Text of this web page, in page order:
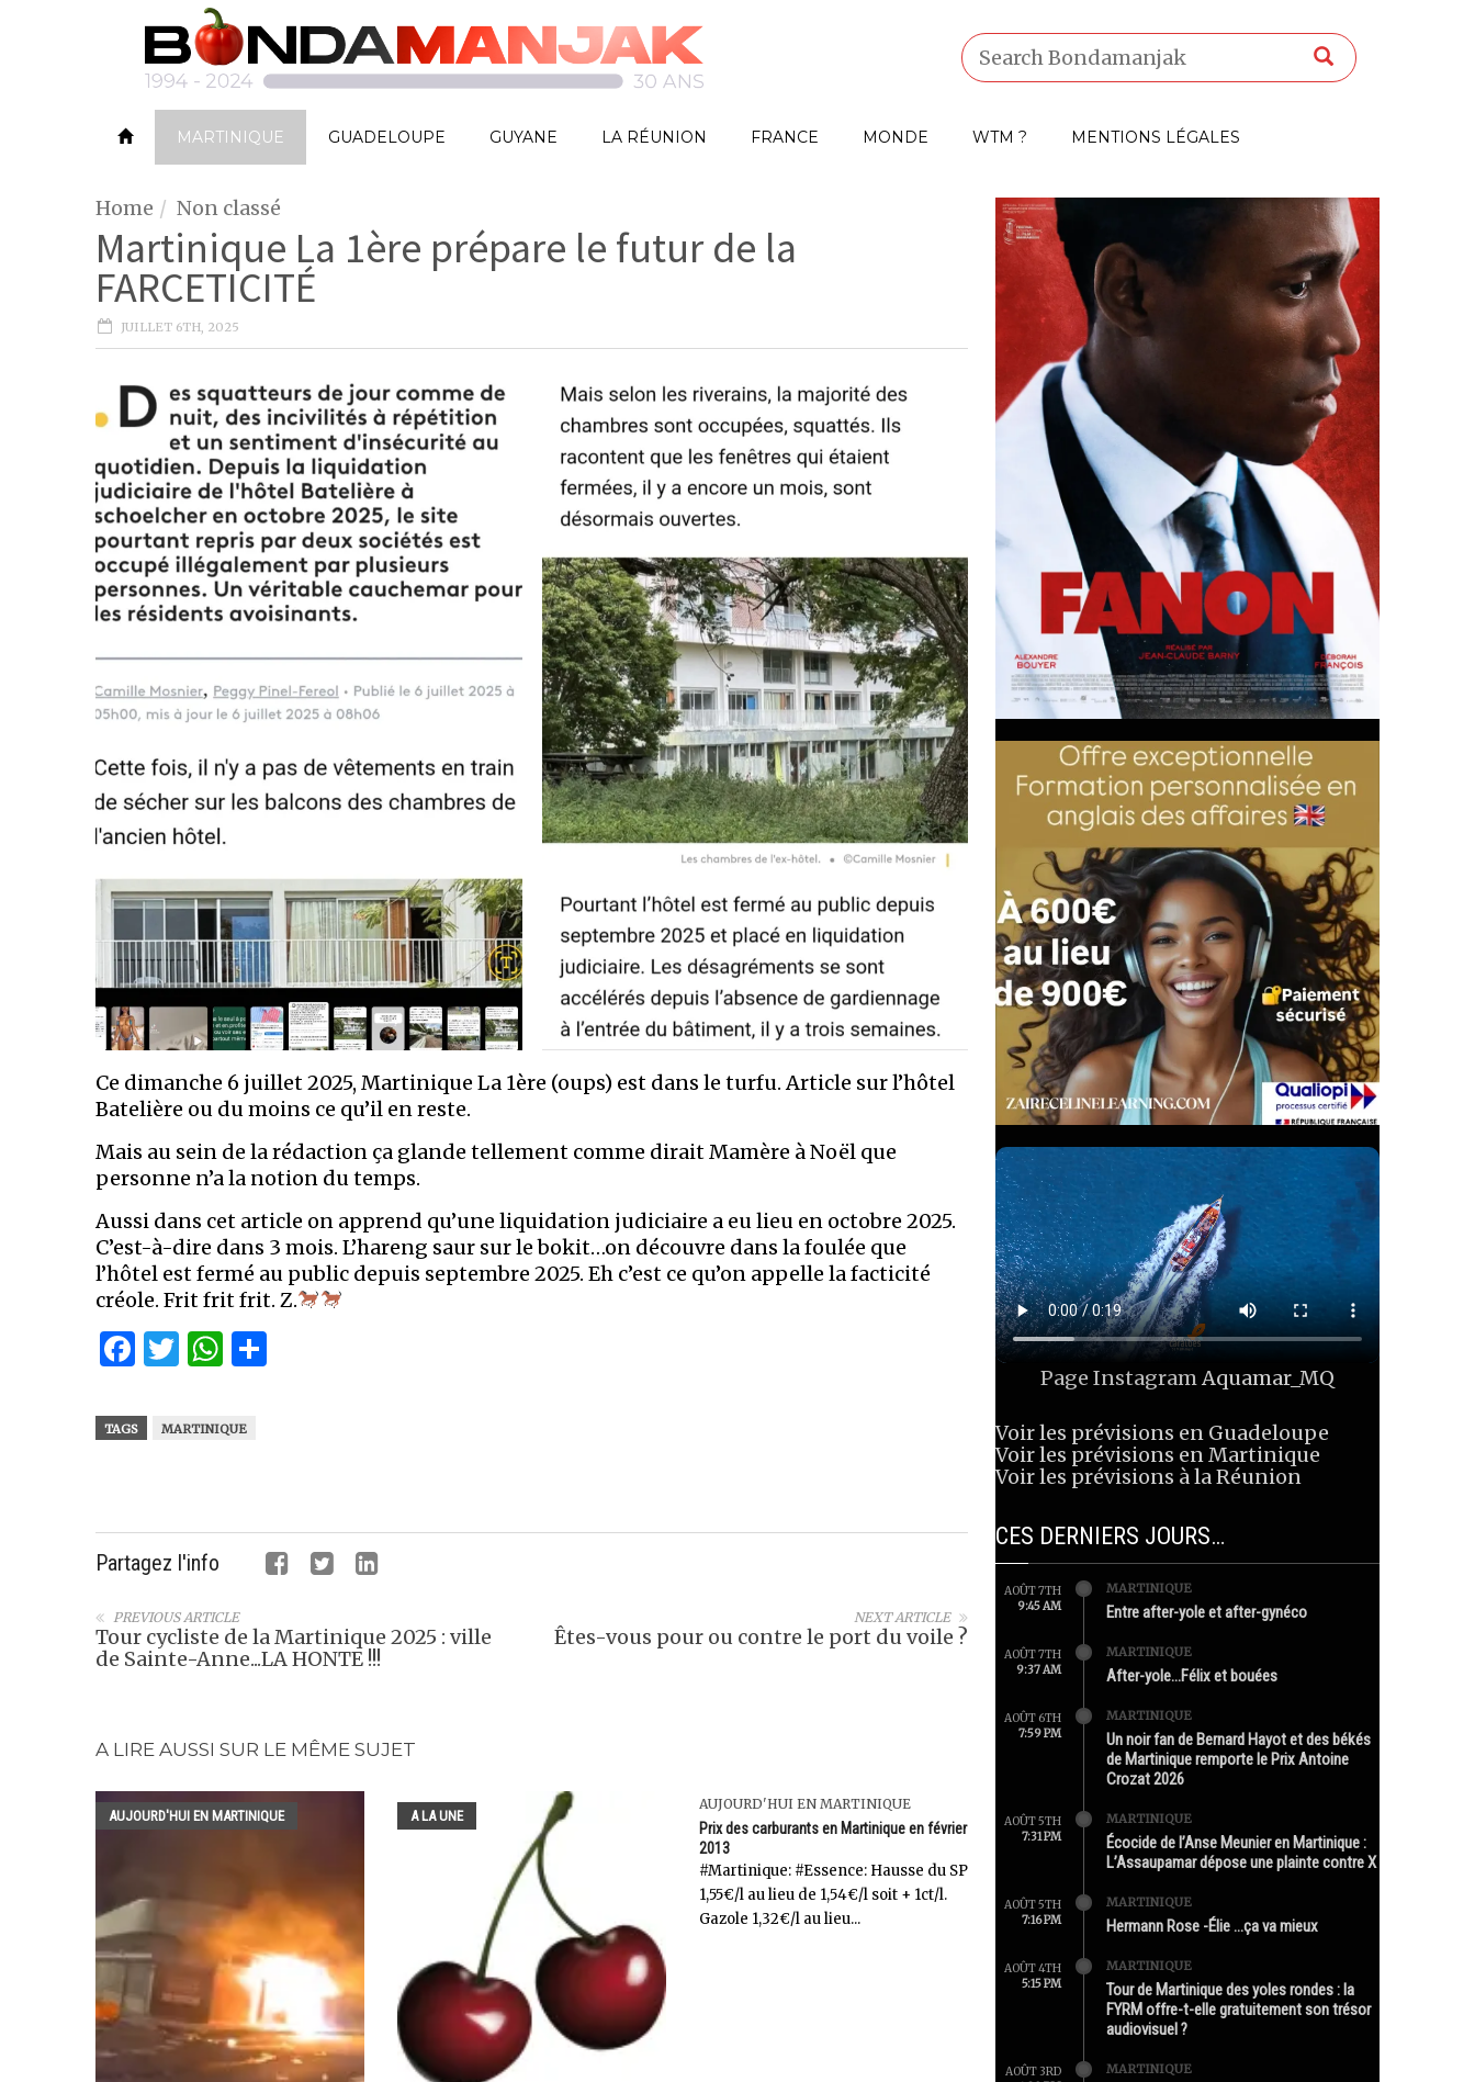
MARTINIQUE GUADELOUPE GUYANE LA RÉUNION FRANCE MONDE WTM ? MENTIONS LÉGALES
Home Non classé
Martinique La 1ère prépare le futur de la
FARCETICITÉ
JUILLET 6TH, 2025
Ce dimanche 6 juillet 2025, Martinique La 1ère (oups) est dans le turfu. Article sur l’hôtel
Batelière ou du moins ce qu’il en reste.
Mais au sein de la rédaction ça glande tellement comme dirait Mamère à Noël que
personne n’a la notion du temps.
Aussi dans cet article on apprend qu’une liquidation judiciaire a eu lieu en octobre 2025.
C’est-à-dire dans 3 mois. L’hareng saur sur le bokit…on découvre dans la foulée que
l’hôtel est fermé au public depuis septembre 2025. Eh c’est ce qu’on appelle la facticité
créole. Frit frit frit. Z.
Facebook
Twitter
WhatsApp
TAGS MARTINIQUE
Partagez l'info
NEXT ARTICLE
Êtes-vous pour ou contre le port du voile ?
PREVIOUS ARTICLE
Tour cycliste de la Martinique 2025 : ville
de Sainte-Anne...LA HONTE !!!
A LIRE AUSSI SUR LE MÊME SUJET
AUJOURD'HUI EN MARTINIQUE A LA UNE
AUJOURD'HUI EN MARTINIQUE
Prix des carburants en Martinique en février
2013
‎#Martinique: #Essence: Hausse du SP
1,55€/l au lieu de 1,54€/l soit + 1ct/l.
Gazole 1,32€/l au lieu...
Page InstagramAquamar_MQ
Voir les prévisions en Guadeloupe
Voir les prévisions en Martinique
Voir les prévisions à la Réunion
CES DERNIERS JOURS…
AOÛT 7TH
9:45 AM
MARTINIQUE
Entre after-yole et after-gynéco
AOÛT 7TH
9:37 AM
MARTINIQUE
After-yole…Félix et bouées
AOÛT 6TH
7:59 PM
MARTINIQUE
Un noir fan de Bernard Hayot et des békés
de Martinique remporte le Prix Antoine
Crozat 2026
AOÛT 5TH
7:31 PM
MARTINIQUE
Écocide de l’Anse Meunier en Martinique :
L’Assaupamar dépose une plainte contre X
AOÛT 5TH
7:16 PM
MARTINIQUE
Hermann Rose -Élie …ça va mieux
AOÛT 4TH
5:15 PM
MARTINIQUE
Tour de Martinique des yoles rondes : la
FYRM offre-t-elle gratuitement son trésor
audiovisuel ?
AOÛT 3RD
MARTINIQUE